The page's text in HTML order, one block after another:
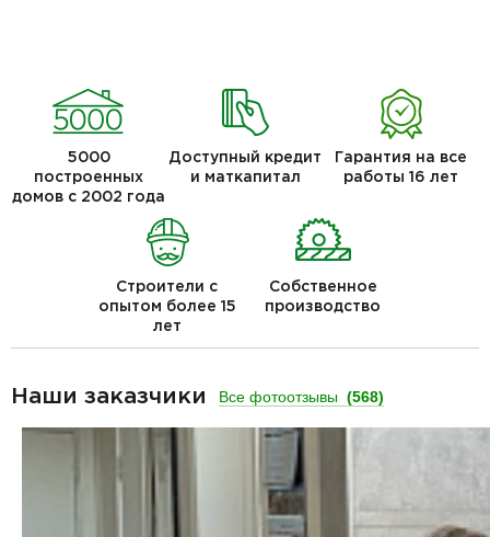
5000
построенных
домов с 2002 года
Доступный кредит
и маткапитал
Гарантия на все
работы 16 лет
Строители с
опытом более 15
лет
Собственное
производство
Наши заказчики Все фотоотзывы (568)